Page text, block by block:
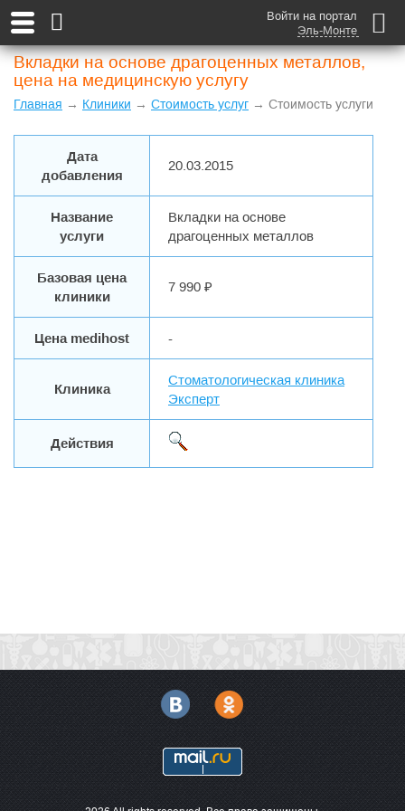
Войти на портал
Эль-Монте
Вкладки на основе драгоценных металлов,
цена на медицинскую услугу
Главная → Клиники → Стоимость услуг → Стоимость услуги
Дата
добавления
20.03.2015
Название
услуги
Вкладки на основе
драгоценных металлов
Базовая цена
клиники
7 990 ₽
Цена medihost -
Клиника
Cтоматологическая клиника
Эксперт
Действия